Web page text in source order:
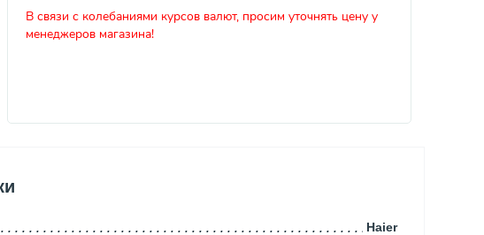
В связи с колебаниями курсов валют, просим уточнять цену у
менеджеров магазина!
Haier